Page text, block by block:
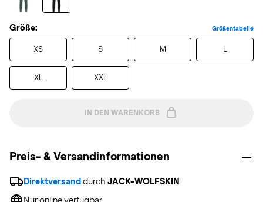
Größe: Größentabelle
XS S M L
XL XXL
IN DEN WARENKORB
Preis- & Versandinformationen
Direktversand durch JACK-WOLFSKIN